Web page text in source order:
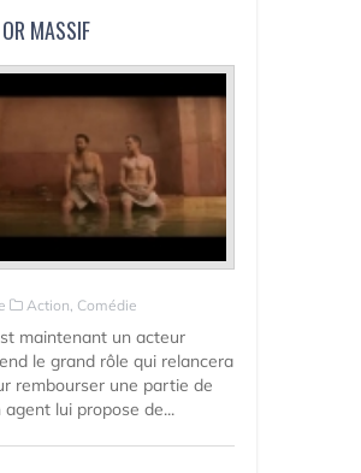
MASSIF
Action, Comédie
maintenant un acteur
le grand rôle qui relancera
rembourser une partie de
lui propose de...